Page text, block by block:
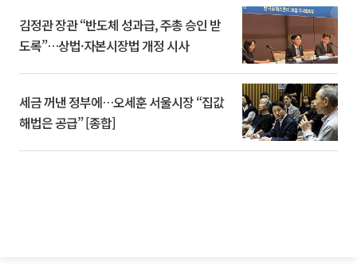
김정관 장관 “반도체 성과급, 주총 승인 받
도록”…상법·자본시장법 개정 시사
세금 꺼낸 정부에…오세훈 서울시장 “집값
해법은 공급” [종합]